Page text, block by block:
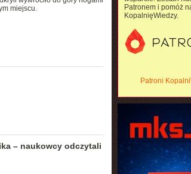
miejscu.
– naukowcy odczytali
Patronem i pomóż
KopalnięWiedzy.
Patroni